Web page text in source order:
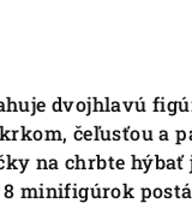
dvojhlavú
čeľusťou a
na chrbte
8 minifigúrok